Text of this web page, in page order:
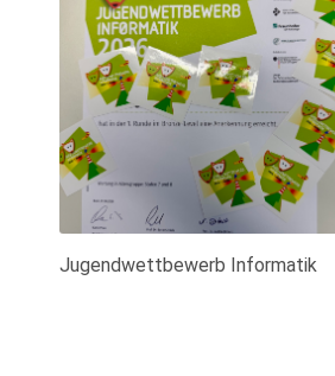
Jugendwettbewerb Informatik